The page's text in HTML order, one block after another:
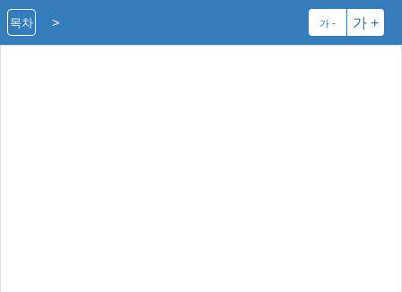
> 가 - 가 +
목차